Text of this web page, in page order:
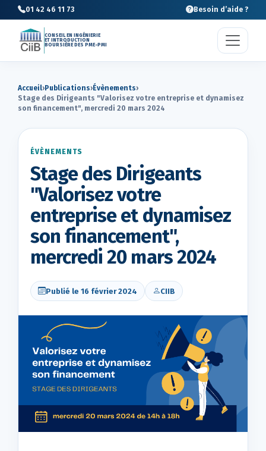
01 42 46 11 73 Besoin d’aide ?
CONSEIL EN INGÉNIERIE
ET INTRODUCTION
BOURSIÈRE DES PME-PMI
Accueil› Publications› Évènements›
Stage des Dirigeants "Valorisez votre entreprise et dynamisez
son financement", mercredi 20 mars 2024
ÉVÈNEMENTS
Stage des Dirigeants
"Valorisez votre
entreprise et dynamisez
son financement",
mercredi 20 mars 2024
Publié le 16 février 2024 CIIB